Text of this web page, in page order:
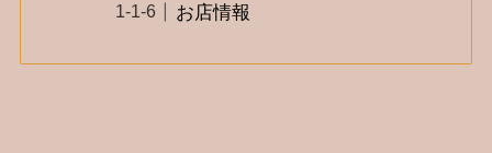
お店情報